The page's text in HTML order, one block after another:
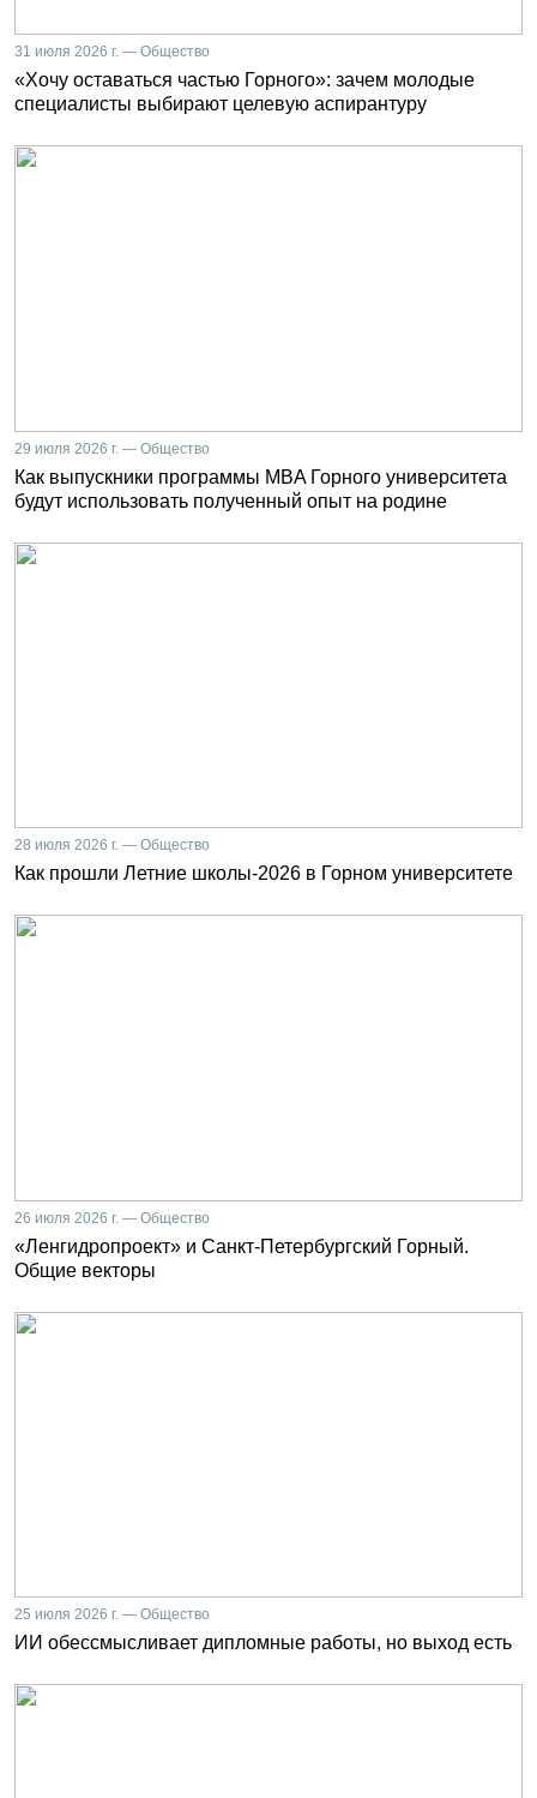
31 июля 2026 г. — Общество
«Хочу оставаться частью Горного»: зачем молодые
специалисты выбирают целевую аспирантуру
29 июля 2026 г. — Общество
Как выпускники программы MBA Горного университета
будут использовать полученный опыт на родине
28 июля 2026 г. — Общество
Как прошли Летние школы-2026 в Горном университете
26 июля 2026 г. — Общество
«Ленгидропроект» и Санкт-Петербургский Горный.
Общие векторы
25 июля 2026 г. — Общество
ИИ обессмысливает дипломные работы, но выход есть